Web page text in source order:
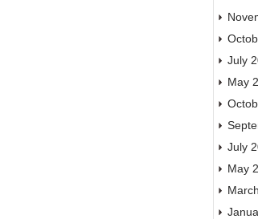
July
May
July
May